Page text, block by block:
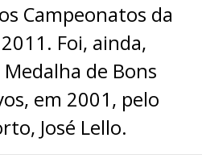
Campeonatos da
Foi, ainda,
de Bons
em 2001, pelo
José Lello.